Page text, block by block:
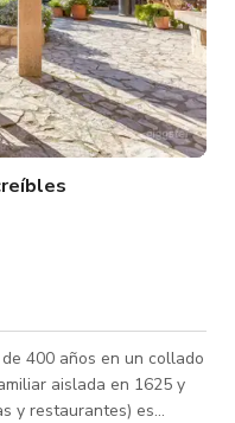
400 años en un collado
aislada en 1625 y
y restaurantes) es